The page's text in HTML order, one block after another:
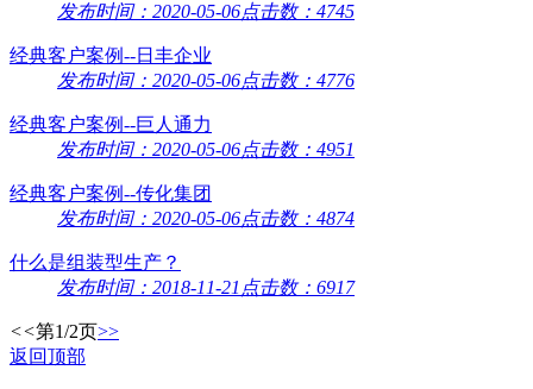
发布时间：2020-05-06点击数：4745
经典客户案例--日丰企业
发布时间：2020-05-06点击数：4776
经典客户案例--巨人通力
发布时间：2020-05-06点击数：4951
经典客户案例--传化集团
发布时间：2020-05-06点击数：4874
什么是组装型生产？
发布时间：2018-11-21 点击数：6917
<<第1/2页>>
返回顶部